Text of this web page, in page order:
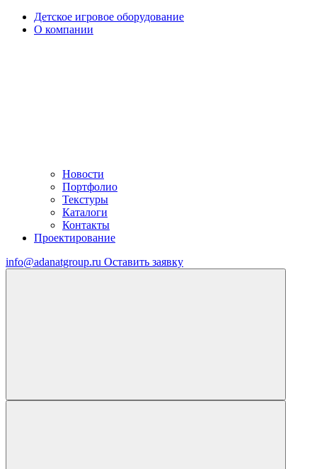
Детское игровое оборудование
О компании
Новости
Портфолио
Текстуры
Каталоги
Контакты
Проектирование
info@adanatgroup.ru Оставить заявку